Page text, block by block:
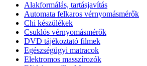
Alakformálás, tartásjavítás
Automata felkaros vérnyomásmérők
Chi készülékek
Csuklós vérnyomásmérők
DVD tájékoztató filmek
Egészségügyi matracok
Elektromos masszírozók